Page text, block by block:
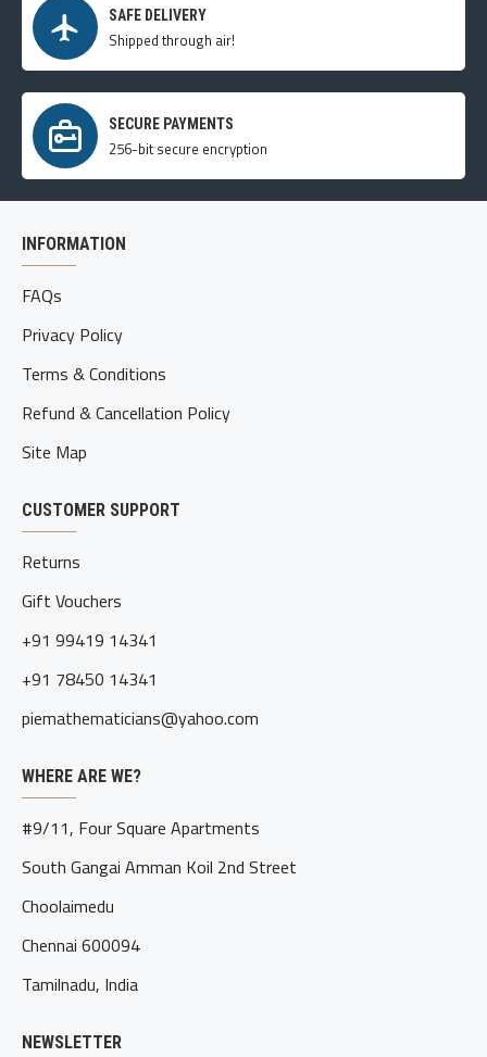
SAFE DELIVERY
Shipped through air!
SECURE PAYMENTS
256-bit secure encryption
INFORMATION
FAQs
Privacy Policy
Terms & Conditions
Refund & Cancellation Policy
Site Map
CUSTOMER SUPPORT
Returns
Gift Vouchers
+91 99419 14341
+91 78450 14341
piemathematicians@yahoo.com
WHERE ARE WE?
#9/11, Four Square Apartments
South Gangai Amman Koil 2nd Street
Choolaimedu
Chennai 600094
Tamilnadu, India
NEWSLETTER